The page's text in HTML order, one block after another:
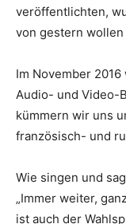
veröffentlichten,
von gestern
Im November
Audio- und Video-
kümmern wir uns
französisch- und
Wie singen und
„Immer weiter,
ist auch der